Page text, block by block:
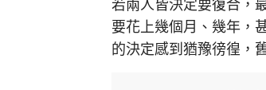
若兩人皆決定要復合，
要花上幾個月、幾年，
的決定感到猶豫徬徨，